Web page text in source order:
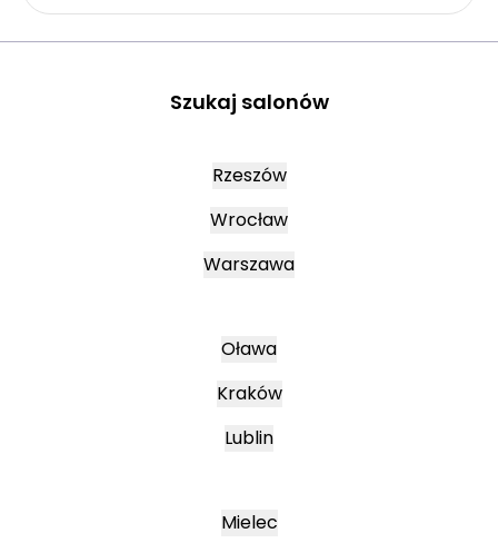
Szukaj salonów
Rzeszów
Wrocław
Warszawa
Oława
Kraków
Lublin
Mielec